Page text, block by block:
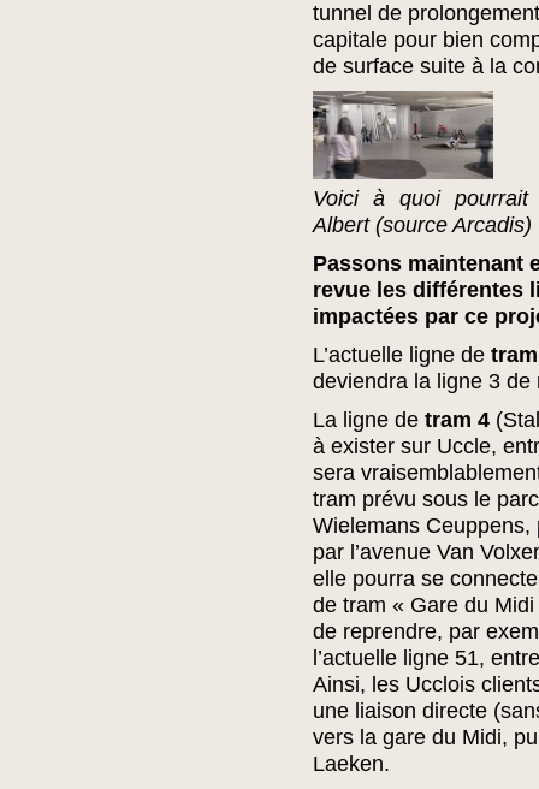
tunnel de
capitale pour bien
de surface suite à la
Voici à quoi pourrait
Albert (source Arcadis)
Passons maintenant
revue les différentes
impactées par ce
L’actuelle ligne de
deviendra la ligne 3 de
La ligne de tram 4
à exister sur Uccle,
sera
tram prévu sous le
Wielemans
par l’avenue Van
elle pourra se
de tram « Gare du
de reprendre, par
l’actuelle ligne 51,
Ainsi, les Ucclois
une liaison directe
vers la gare du Midi,
Laeken.